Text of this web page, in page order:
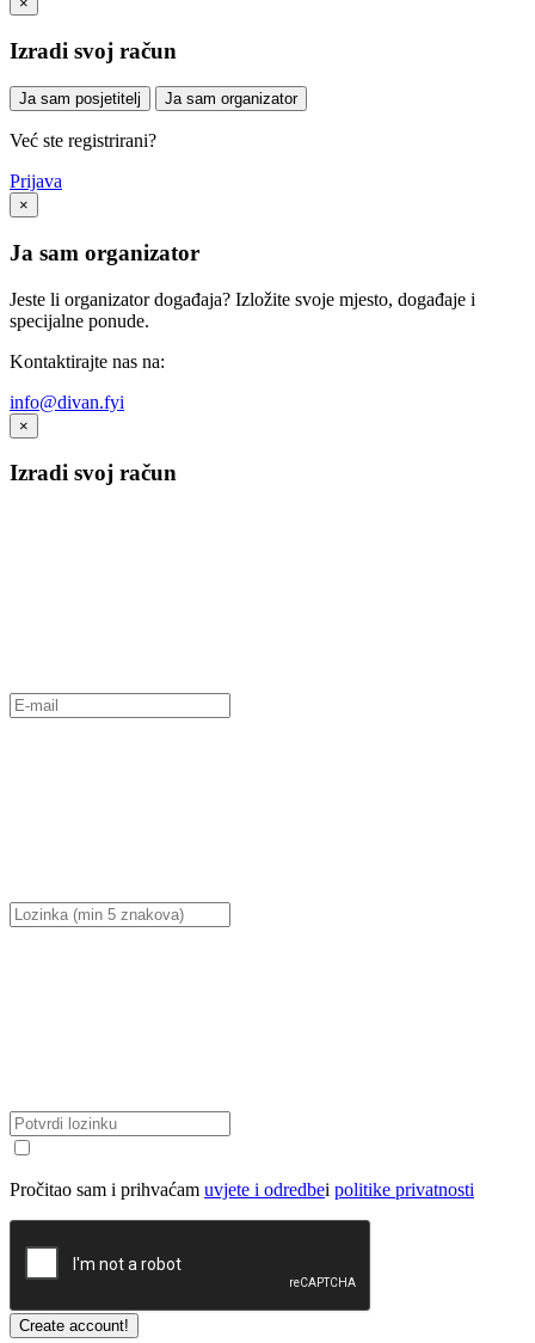
Izradi svoj račun
Ja sam posjetitelj Ja sam organizator
Već ste registrirani?
Prijava
×
Ja sam organizator
Jeste li organizator događaja? Izložite svoje mjesto, događaje i
specijalne ponude.
Kontaktirajte nas na:
info@divan.fyi
×
Izradi svoj račun
Pročitao sam i prihvaćam uvjete i odredbei politike privatnosti